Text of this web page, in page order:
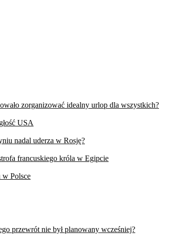
zorganizować idealny urlop dla wszystkich?
USA
nadal uderza w Rosję?
francuskiego króla w Egipcie
w Polsce
przewrót nie był planowany wcześniej?